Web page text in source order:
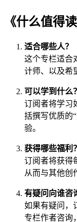
《什么值得
适合哪些人？
这个专栏适合
计师、以及希
可以学到什么？
订阅者将学习
括撰写优质的
验。
获得哪些福利？
订阅者将获得
从而与其他创
有疑问向谁咨
如果有疑问，
专栏作者咨询